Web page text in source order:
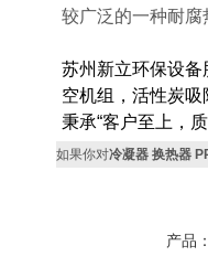
较广泛的一种耐
苏州新立环保设
空机组，活性炭
秉承“客户至上，
如果你对冷凝器 换热器
产品